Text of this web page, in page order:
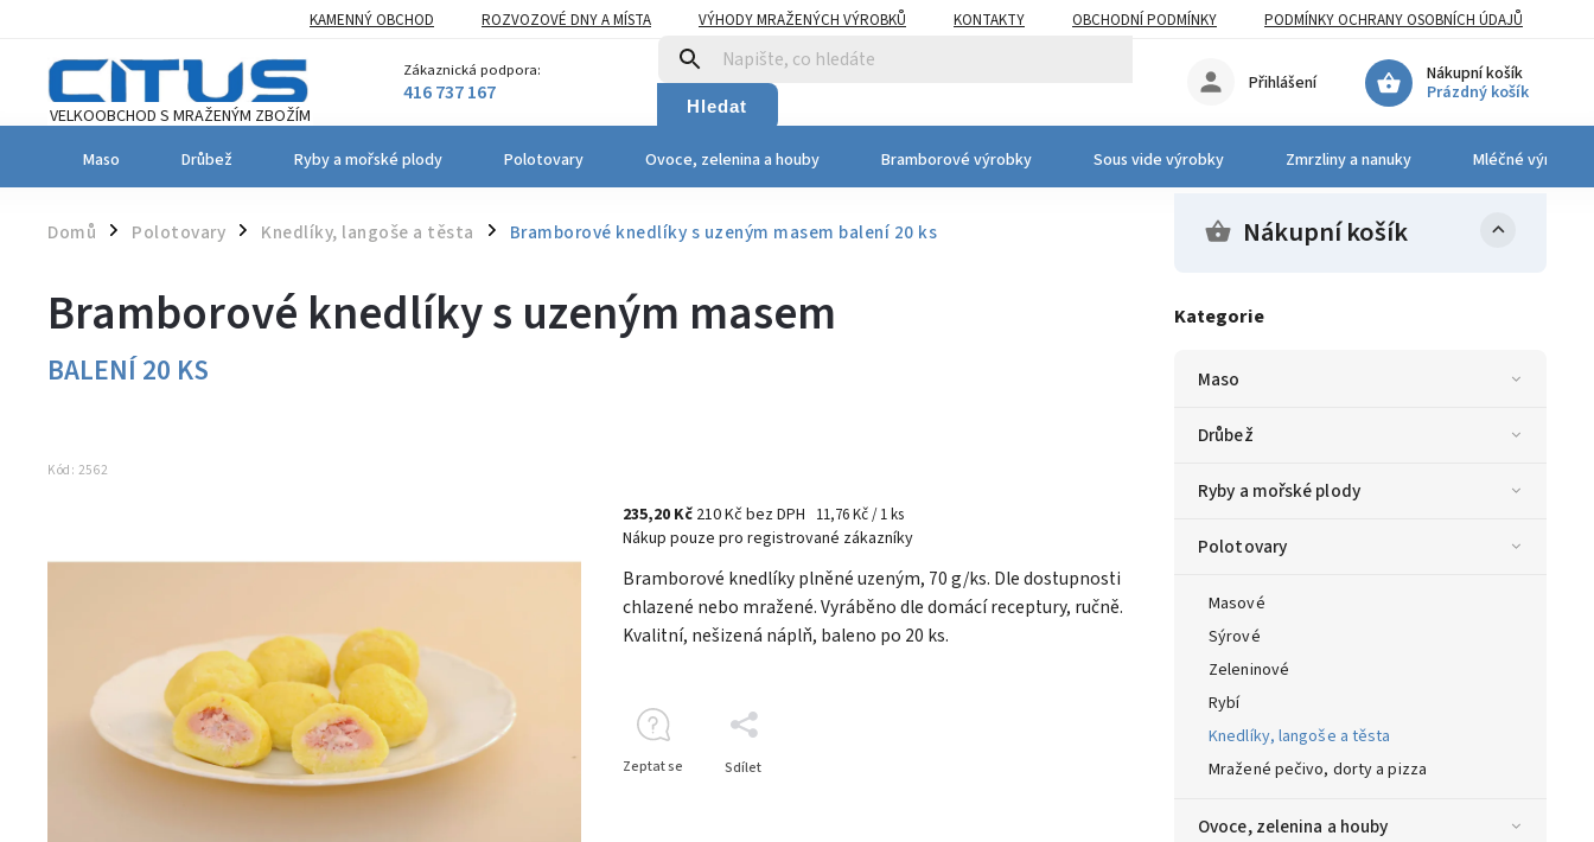
KAMENNÝ OBCHOD ROZVOZOVÉ DNY A MÍSTA VÝHODY MRAŽENÝCH VÝROBKŮ KONTAKTY OBCHODNÍ PODMÍNKY PODMÍNKY OCHRANY OSOBNÍCH ÚDAJŮ
Zákaznická podpora:
416 737 167 Hledat
Nákupní košík
Prázdný košík
Přihlášení
Maso Drůbež Ryby a mořské plody Polotovary Ovoce, zelenina a houby Bramborové výrobky Sous vide výrobky Zmrzliny a nanuky Mléčné výrobky
Domů / Polotovary / Knedlíky, langoše a těsta / Bramborové knedlíky s uzeným masem balení 20 ks Nákupní košík
Kategorie
Maso
Drůbež
Ryby a mořské plody
Polotovary
Masové
Sýrové
Zeleninové
Rybí
Knedlíky, langoše a těsta
Mražené pečivo, dorty a pizza
Ovoce, zelenina a houby
Bramborové knedlíky s uzeným masem
BALENÍ 20 KS
Kód: 2562
235,20 Kč 210 Kč bez DPH 11,76 Kč / 1 ks
Nákup pouze pro registrované zákazníky
Bramborové knedlíky plněné uzeným, 70 g/ks. Dle dostupnosti
chlazené nebo mražené. Vyráběno dle domácí receptury, ručně.
Kvalitní, nešizená náplň, baleno po 20 ks.
Zeptat se Sdílet